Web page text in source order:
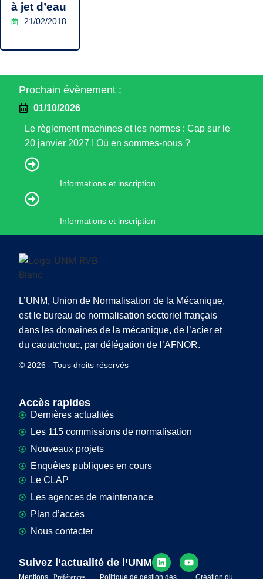
à jet d’eau
21/02/2018
Prochain évènement :
01/10/2026
Le règlement machines et les normes : Cap sur le
20 janvier 2027 ! Où en sommes-nous ?
Informations et inscription
Informations et inscription
L’UNM, Union de Normalisation de la Mécanique,
est le bureau de normalisation sectoriel français
dans les domaines de la mécanique, de l’acier et
du caoutchouc, par délégation de l’AFNOR.
© 2026 - Tous droits réservés
Accès rapides
Dernières actualités
Les 115 commissions de normalisation
Nouveaux projets
Enquêtes publiques en cours
Le CLAP
Les agences de maintenance
Plan d’accès
Nous contacter
Suivez l’actualité de l’UNM
Mentions Préférences Politique de gestion des Création du